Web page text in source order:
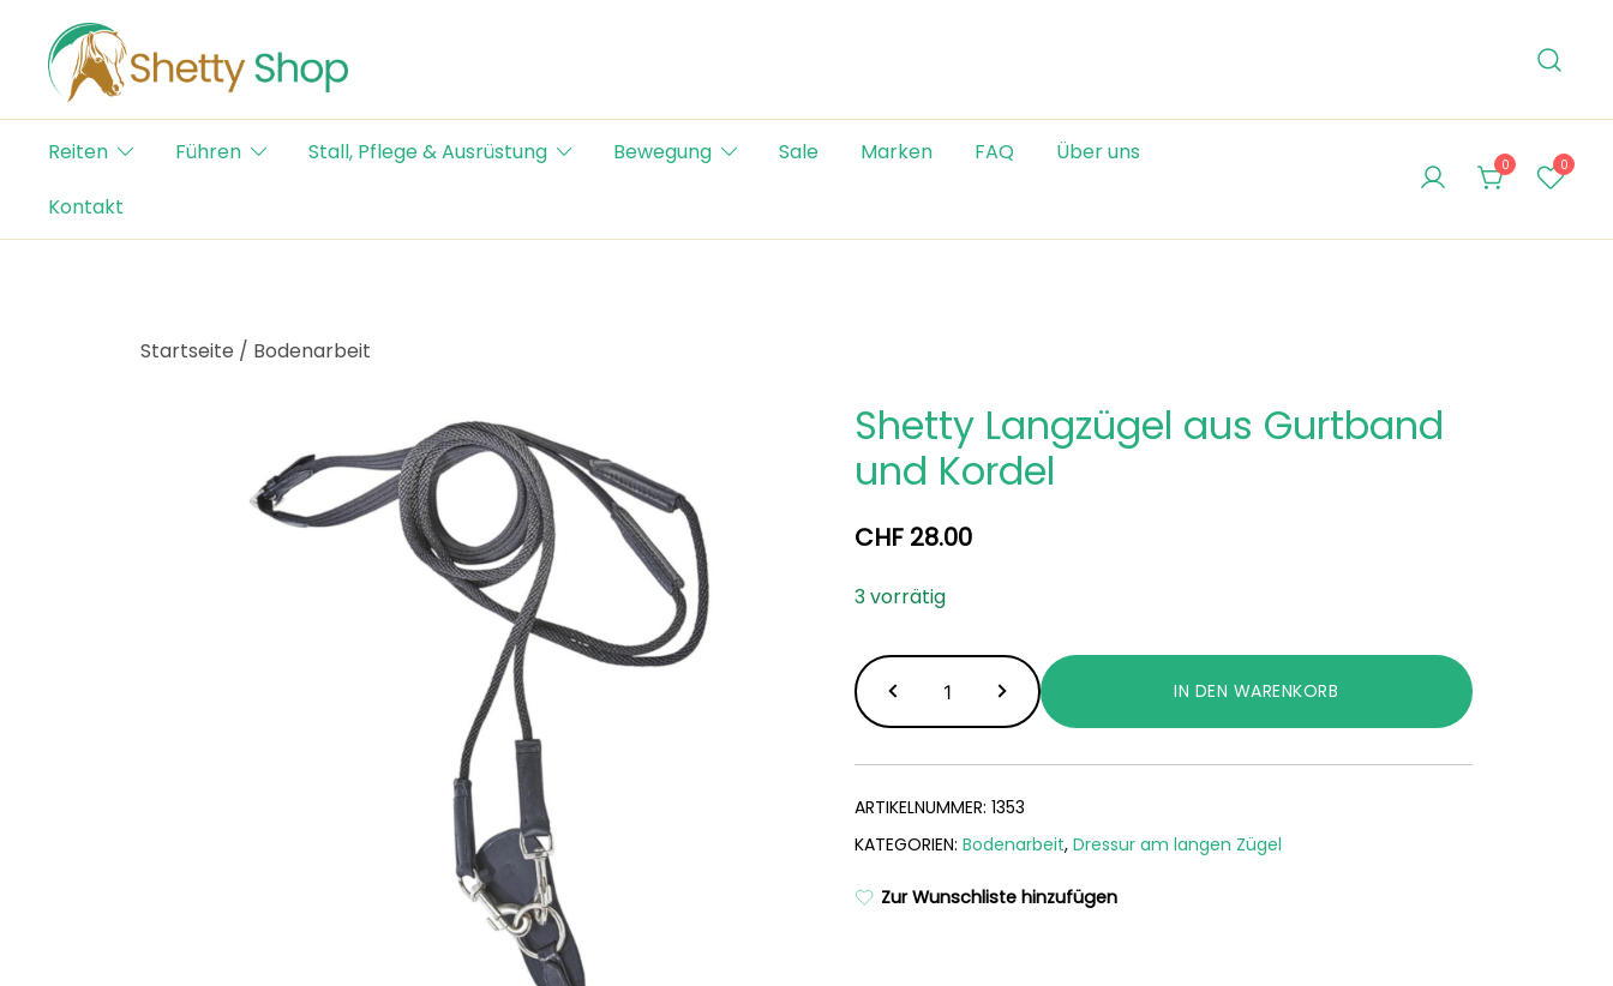
content
Shetty Shop
Der Schweizer Online Shop für Shetty-Artikel
Reiten
Führen Stall, Pflege & Ausrüstung Bewegung Sale Marken FAQ
Über uns
Kontakt
0 0
Startseite / Bodenarbeit
Shetty Langzügel aus Gurtband
und Kordel
CHF 28.00
3 vorrätig
Langzügel
aus
Gurtband
und
Menge
IN DEN WARENKORB
ARTIKELNUMMER: 1353
KATEGORIEN: Bodenarbeit, Dressur am langen Zügel
Zur Wunschliste hinzufügen